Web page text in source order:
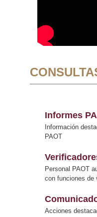
Informes
Información
PAOT
Personal PAOT
con funciones de
Acciones